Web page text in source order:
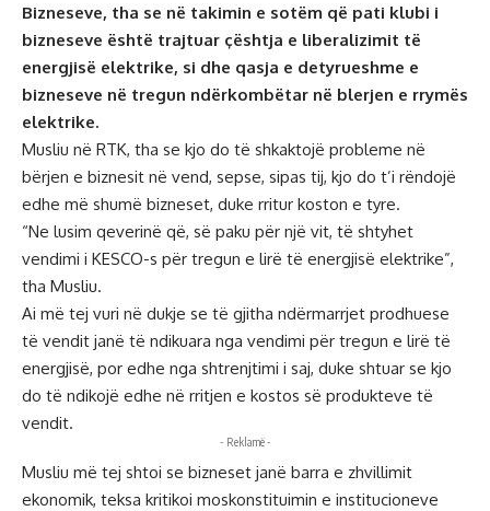
Bizneseve, tha se në takimin e sotëm që pati klubi i
bizneseve është trajtuar çështja e liberalizimit të
energjisë elektrike, si dhe qasja e detyrueshme e
bizneseve në tregun ndërkombëtar në blerjen e rrymës
elektrike.
Musliu në RTK, tha se kjo do të shkaktojë probleme në
bërjen e biznesit në vend, sepse, sipas tij, kjo do t’i rëndojë
edhe më shumë bizneset, duke rritur koston e tyre.
“Ne lusim qeverinë që, së paku për një vit, të shtyhet
vendimi i KESCO-s për tregun e lirë të energjisë elektrike”,
tha Musliu.
Ai më tej vuri në dukje se të gjitha ndërmarrjet prodhuese
të vendit janë të ndikuara nga vendimi për tregun e lirë të
energjisë, por edhe nga shtrenjtimi i saj, duke shtuar se kjo
do të ndikojë edhe në rritjen e kostos së produkteve të
vendit.
- Reklamë -
Musliu më tej shtoi se bizneset janë barra e zhvillimit
ekonomik, teksa kritikoi moskonstituimin e institucioneve